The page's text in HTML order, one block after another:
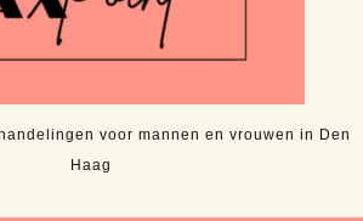
voor mannen en vrouwen in Den
Haag